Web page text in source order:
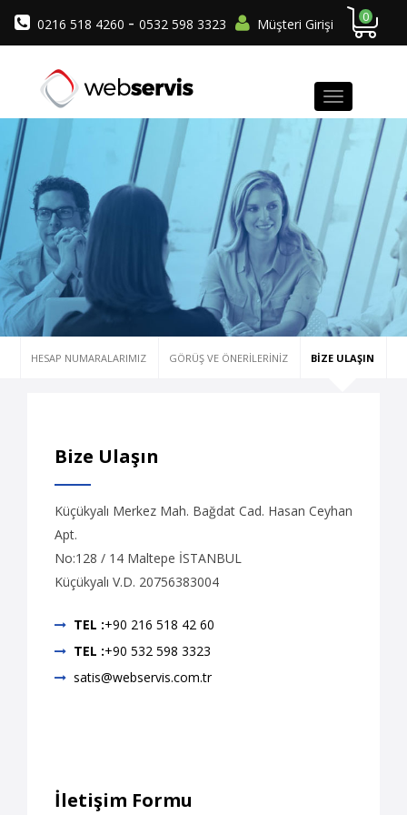
0216 518 4260 - 0532 598 3323 Müşteri Girişi 0
HESAP NUMARALARIMIZ GÖRÜŞ VE ÖNERILERINIZ BIZE ULAŞIN
Bize Ulaşın
Küçükyalı Merkez Mah. Bağdat Cad. Hasan Ceyhan
Apt.
No:128 / 14 Maltepe İSTANBUL
Küçükyalı V.D. 20756383004
TEL :+90 216 518 42 60
TEL :+90 532 598 3323
satis@webservis.com.tr
İletişim Formu